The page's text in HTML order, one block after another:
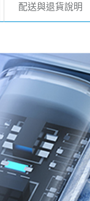
配送與退貨說明